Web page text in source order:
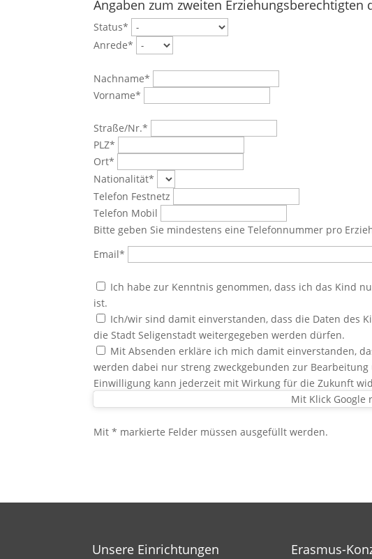
Angaben zum zweiten Erziehungsberechtigten
Status*
Anrede*
Nachname*
Vorname*
Straße/Nr.*
PLZ*
Ort*
Nationalität*
Telefon Festnetz
Telefon Mobil
Bitte geben Sie mindestens eine Telefonnummer pro
Email*
Ich habe zur Kenntnis genommen, dass ich das Kind
ist.
Ich/wir sind damit einverstanden, dass die Daten des
die Stadt Seligenstadt weitergegeben werden dürfen.
Mit Absenden erkläre ich mich damit einverstanden,
werden dabei nur streng zweckgebunden zur
Einwilligung kann jederzeit mit Wirkung für die Zukunft
Mit Klick Google
Mit * markierte Felder müssen ausgefüllt werden.
Unsere Einrichtungen
Erasmus-